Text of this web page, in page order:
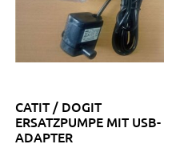
CATIT / DOGIT
ERSATZPUMPE MIT USB-
ADAPTER